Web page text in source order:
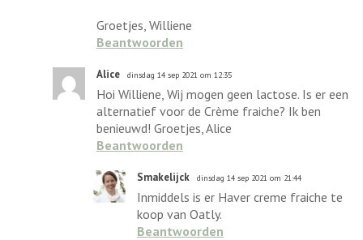
Groetjes, Williene
Beantwoorden
Alice dinsdag 14 sep 2021 om 12:35
Hoi Williene, Wij mogen geen lactose. Is er een
alternatief voor de Crème fraiche? Ik ben
benieuwd! Groetjes, Alice
Beantwoorden
Smakelijck dinsdag 14 sep 2021 om 21:44
Inmiddels is er Haver creme fraiche te
koop van Oatly.
Beantwoorden